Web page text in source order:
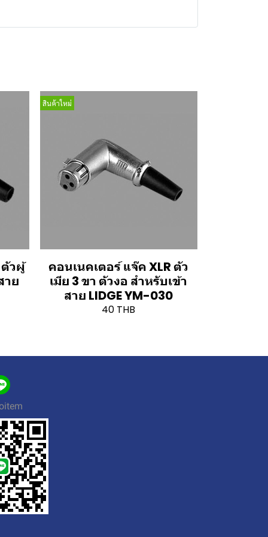
ตัวผู้
าย
สินค้าใหม่
คอนเนคเตอร์ แจ๊ค XLR ตัว
เมีย 3 ขา ตัวงอ สำหรับเข้า
สาย LIDGE YM-030
40 THB